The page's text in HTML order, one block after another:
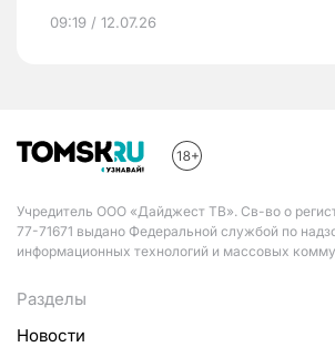
09:19 / 12.07.26
Учредитель ООО «Дайджест ТВ». Св-во о
77-71671 выдано Федеральной службой по
информационных технологий и массовых
Разделы
Новости